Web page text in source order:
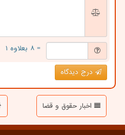
= ۸ بعلاوه ۱
درج دیدگاه
اخبار حقوق و قضا